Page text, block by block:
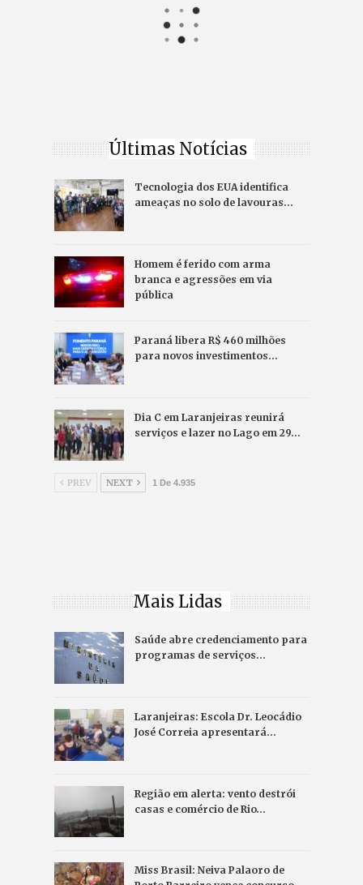
Últimas Notícias
Tecnologia dos EUA identifica
ameaças no solo de lavouras…
Homem é ferido com arma
branca e agressões em via
pública
Paraná libera R$ 460 milhões
para novos investimentos…
Dia C em Laranjeiras reunirá
serviços e lazer no Lago em 29…
PREV NEXT 1 De 4.935
Mais Lidas
Saúde abre credenciamento para
programas de serviços…
Laranjeiras: Escola Dr. Leocádio
José Correia apresentará…
Região em alerta: vento destrói
casas e comércio de Rio…
Miss Brasil: Neiva Palaoro de